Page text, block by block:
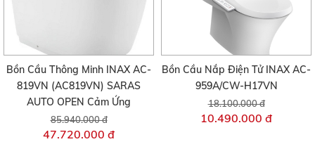
Bồn Cầu Thông Minh INAX AC-
819VN (AC819VN) SARAS
AUTO OPEN Cảm Ứng
85.940.000 đ
47.720.000 đ
Bồn Cầu Nắp Điện Tử INAX AC-
959A/CW-H17VN
18.100.000 đ
10.490.000 đ